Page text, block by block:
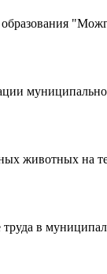
животных на
в